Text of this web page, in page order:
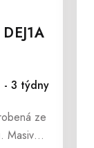
- 3 týdny
ze
Masivní